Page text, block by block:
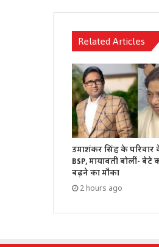
Related Articles
उमाशंकर सिंह के
BSP, मायावती बोलीं-
बढ़ने का मौका
2 hours ago